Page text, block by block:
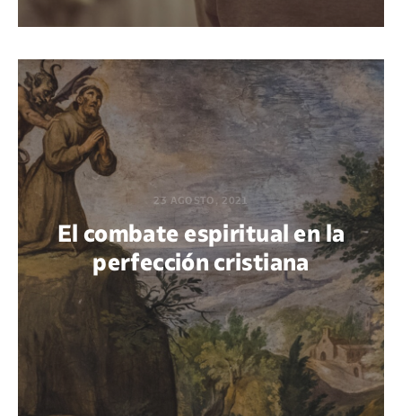
23 AGOSTO, 2021
El combate espiritual en la
perfección cristiana
POR DIEGO QUIJANO